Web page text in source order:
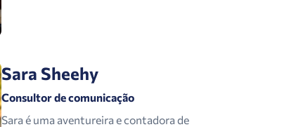
Sara Sheehy
Consultor de comunicação
Sara é uma aventureira e contadora de